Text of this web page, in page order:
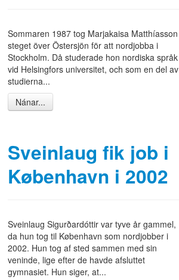
Sommaren 1987 tog Marjakaisa Matthíasson
steget över Östersjön för att nordjobba i
Stockholm. Då studerade hon nordiska språk
vid Helsingfors universitet, och som en del av
studierna...
Nánar...
Sveinlaug fik job i
København i 2002
Sveinlaug Sigurðardóttir var tyve år gammel,
da hun tog til København som nordjobber i
2002. Hun tog af sted sammen med sin
veninde, lige efter de havde afsluttet
gymnasiet. Hun siger, at...